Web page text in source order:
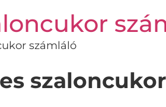
számláló
szaloncukor